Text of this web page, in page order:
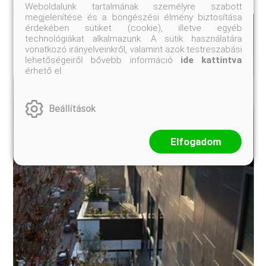
Weboldalunk tartalmának személyre szabott
megjelenítése és a böngészési élmény biztosítása
érdekében sütiket (cookie), illetve egyéb
technológiákat alkalmazunk. A sütik használatára
vonatkozó irányelveinkről, valamint azok testreszabási
lehetőségeiről bővebb információ ide kattintva
érhető el.
Beállítások
Elfogadom